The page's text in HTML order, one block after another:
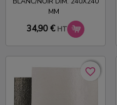
MM
34,90 € HT
favorite_border
favorite_border